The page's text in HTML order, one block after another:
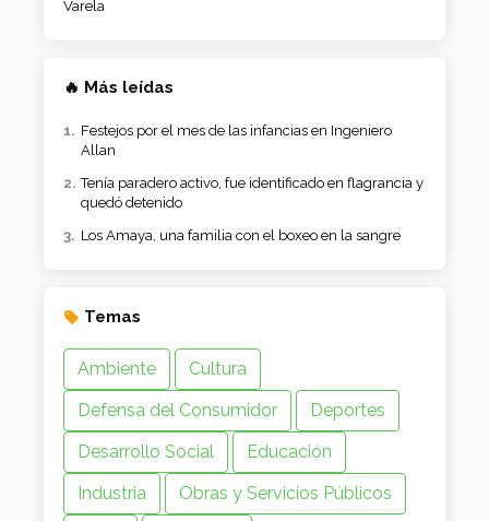
Varela
🔥 Más leídas
Festejos por el mes de las infancias en Ingeniero
Allan
Tenía paradero activo, fue identificado en flagrancia y
quedó detenido
Los Amaya, una familia con el boxeo en la sangre
Temas
Ambiente
Cultura
Defensa del Consumidor
Deportes
Desarrollo Social
Educación
Industria
Obras y Servicios Públicos